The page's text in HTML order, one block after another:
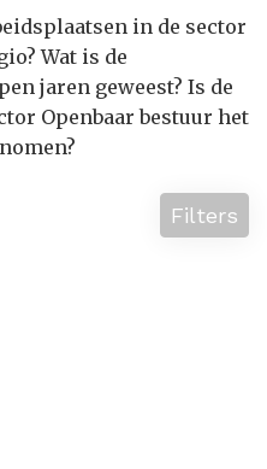
in de sector
Wat is de
jaren geweest? Is de
Openbaar bestuur het
Filters